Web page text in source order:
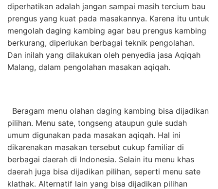
diperhatikan adalah jangan sampai masih tercium bau
prengus yang kuat pada masakannya. Karena itu untuk
mengolah daging kambing agar bau prengus kambing
berkurang, diperlukan berbagai teknik pengolahan.
Dan inilah yang dilakukan oleh penyedia jasa Aqiqah
Malang, dalam pengolahan masakan aqiqah.
Beragam menu olahan daging kambing bisa dijadikan
pilihan. Menu sate, tongseng ataupun gule sudah
umum digunakan pada masakan aqiqah. Hal ini
dikarenakan masakan tersebut cukup familiar di
berbagai daerah di Indonesia. Selain itu menu khas
daerah juga bisa dijadikan pilihan, seperti menu sate
klathak. Alternatif lain yang bisa dijadikan pilihan